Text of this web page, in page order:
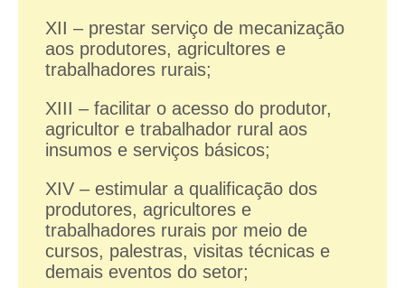
XII – prestar serviço de mecanização
aos produtores, agricultores e
trabalhadores rurais;
XIII – facilitar o acesso do produtor,
agricultor e trabalhador rural aos
insumos e serviços básicos;
XIV – estimular a qualificação dos
produtores, agricultores e
trabalhadores rurais por meio de
cursos, palestras, visitas técnicas e
demais eventos do setor;